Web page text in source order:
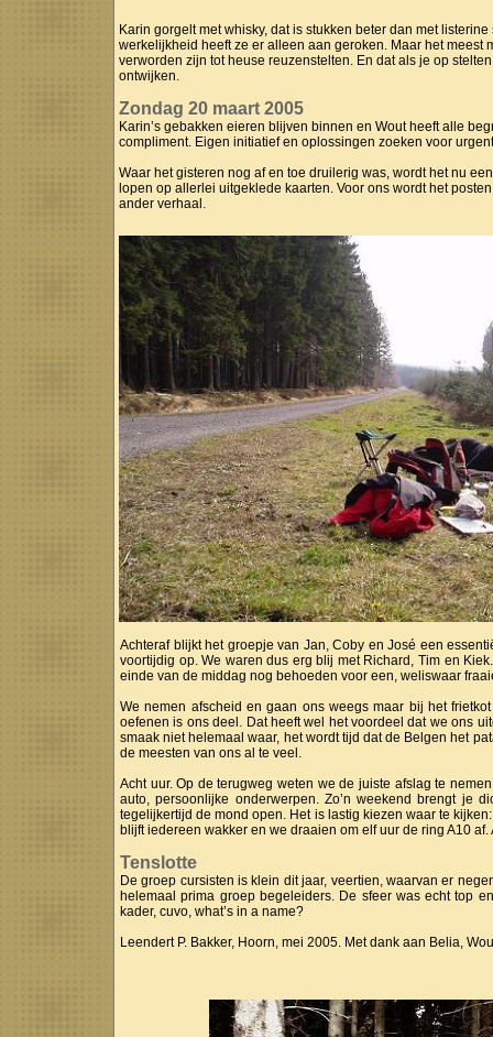
Karin gorgelt met whisky, dat is stukken beter dan met
werkelijkheid heeft ze er alleen aan geroken. Maar het
verworden zijn tot heuse reuzenstelten. En dat als je op
ontwijken.
Zondag 20 maart 2005
Karin’s gebakken eieren blijven binnen en Wout heeft alle
compliment. Eigen initiatief en oplossingen zoeken voor
Waar het gisteren nog af en toe druilerig was, wordt het nu
lopen op allerlei uitgeklede kaarten. Voor ons wordt het
ander verhaal.
Achteraf blijkt het groepje van Jan, Coby en José een
voortijdig op. We waren dus erg blij met Richard, Tim en
einde van de middag nog behoeden voor een, weliswaar
We nemen afscheid en gaan ons weegs maar bij het
oefenen is ons deel. Dat heeft wel het voordeel dat we ons
smaak niet helemaal waar, het wordt tijd dat de Belgen het
de meesten van ons al te veel.
Acht uur. Op de terugweg weten we de juiste afslag te
auto, persoonlijke onderwerpen. Zo’n weekend brengt je
tegelijkertijd de mond open. Het is lastig kiezen waar te
blijft iedereen wakker en we draaien om elf uur de ring A10
Tenslotte
De groep cursisten is klein dit jaar, veertien, waarvan er
helemaal prima groep begeleiders. De sfeer was echt top
kader, cuvo, what’s in a name?
Leendert P. Bakker, Hoorn, mei 2005. Met dank aan Belia,